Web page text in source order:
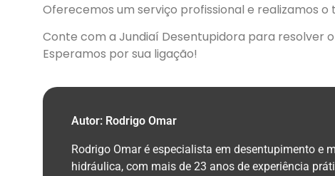
Oferecemos um serviço profissional e realizamos
Conte com a Jundiaí Desentupidora para resolver
Esperamos por sua ligação!
Autor: Rodrigo Omar
Rodrigo Omar é especialista em desentupimento e
hidráulica, com mais de 23 anos de experiência